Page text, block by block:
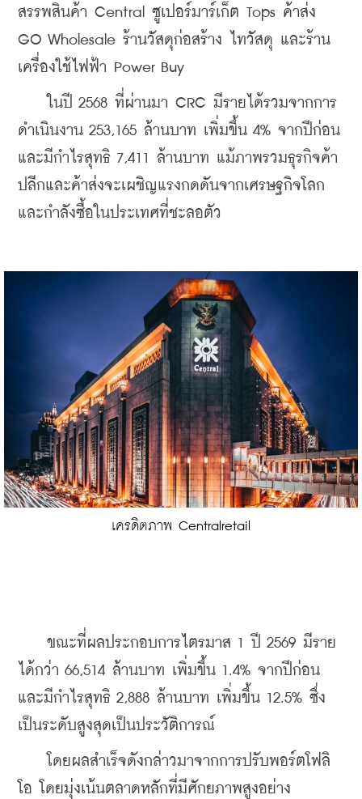
สรรพสินค้า Central ซูเปอร์มาร์เก็ต Tops ค้าส่ง
GO Wholesale ร้านวัสดุก่อสร้าง ไทวัสดุ และร้าน
เครื่องใช้ไฟฟ้า Power Buy
ในปี 2568 ที่ผ่านมา CRC มีรายได้รวมจากการ
ดำเนินงาน 253,165 ล้านบาท เพิ่มขึ้น 4% จากปีก่อน
และมีกำไรสุทธิ 7,411 ล้านบาท แม้ภาพรวมธุรกิจค้า
ปลีกและค้าส่งจะเผชิญแรงกดดันจากเศรษฐกิจโลก
และกำลังซื้อในประเทศที่ชะลอตัว
เครดิตภาพ Centralretail
ขณะที่ผลประกอบการไตรมาส 1 ปี 2569 มีราย
ได้กว่า 66,514 ล้านบาท เพิ่มขึ้น 1.4% จากปีก่อน
และมีกำไรสุทธิ 2,888 ล้านบาท เพิ่มขึ้น 12.5% ซึ่ง
เป็นระดับสูงสุดเป็นประวัติการณ์
โดยผลสำเร็จดังกล่าวมาจากการปรับพอร์ตโฟลิ
โอ โดยมุ่งเน้นตลาดหลักที่มีศักยภาพสูงอย่าง